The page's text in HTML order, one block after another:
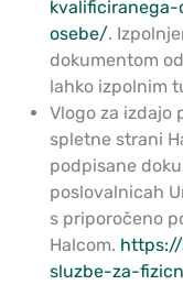
osebe/.
dokumentom
lahko izpolnim
Vlogo za izdajo
spletne strani
podpisane
poslovalnicah
s priporočeno
Halcom.
sluzbe-za-